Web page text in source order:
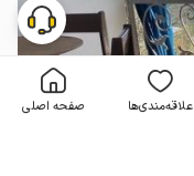
علاقه‌مندی‌ها صفحه اصلی